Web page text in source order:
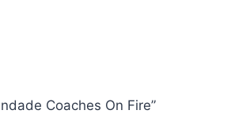
Coaches On Fire”